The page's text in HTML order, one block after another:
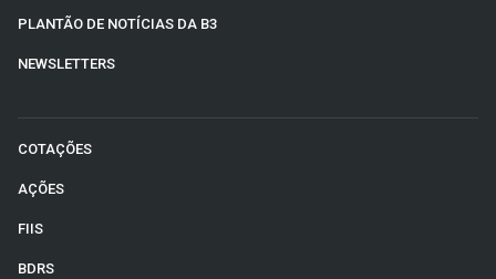
PLANTÃO DE NOTÍCIAS DA B3
NEWSLETTERS
COTAÇÕES
AÇÕES
FIIS
BDRS